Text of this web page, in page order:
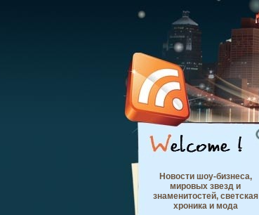
Новости шоу-бизнеса,
мировых звезд и
знаменитостей, светская
хроника и мода